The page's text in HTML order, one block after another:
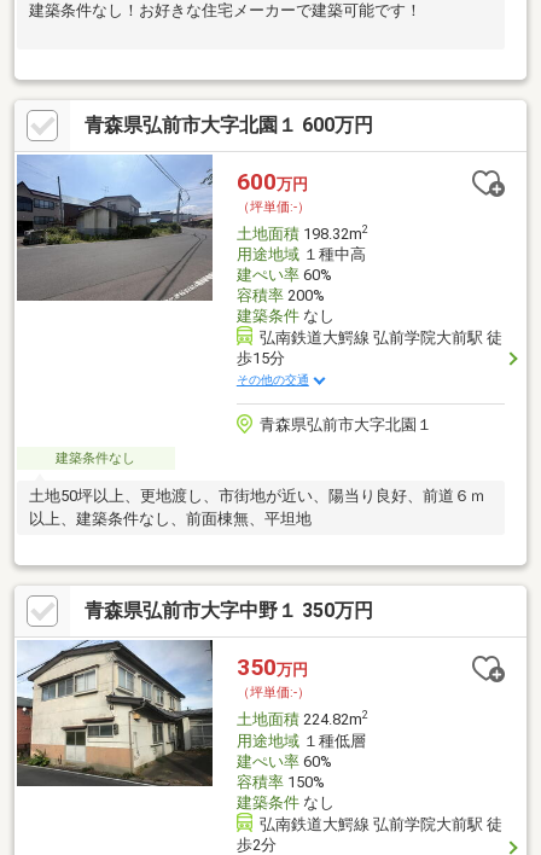
建築条件なし！お好きな住宅メーカーで建築可能です！
青森県弘前市大字北園１ 600万円
600万円
（坪単価:-）
土地面積198.32m2
用途地域１種中高
建ぺい率60%
容積率200%
建築条件なし
弘南鉄道大鰐線 弘前学院大前駅 徒
歩15分
その他の交通
青森県弘前市大字北園１
建築条件なし
土地50坪以上、更地渡し、市街地が近い、陽当り良好、前道６ｍ
以上、建築条件なし、前面棟無、平坦地
青森県弘前市大字中野１ 350万円
350万円
（坪単価:-）
土地面積224.82m2
用途地域１種低層
建ぺい率60%
容積率150%
建築条件なし
弘南鉄道大鰐線 弘前学院大前駅 徒
歩2分